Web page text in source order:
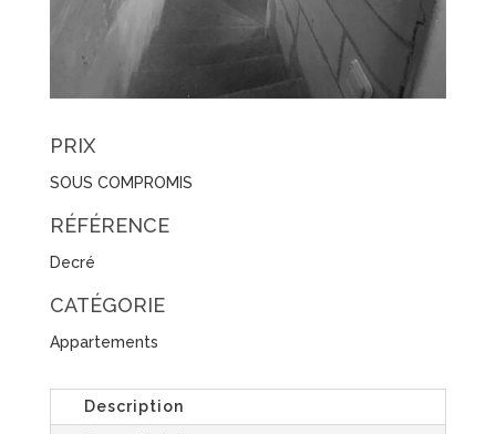
PRIX
SOUS COMPROMIS
RÉFÉRENCE
Decré
CATÉGORIE
Appartements
Description